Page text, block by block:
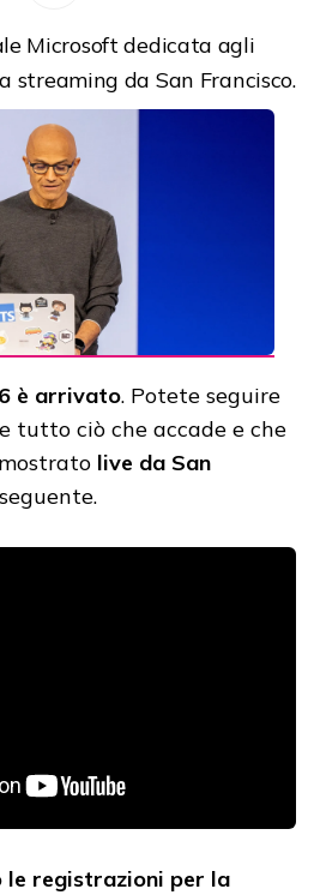
Microsoft dedicata agli
da San Francisco.
è arrivato. Potete seguire
tutto ciò che accade e che
live da San
le registrazioni per la